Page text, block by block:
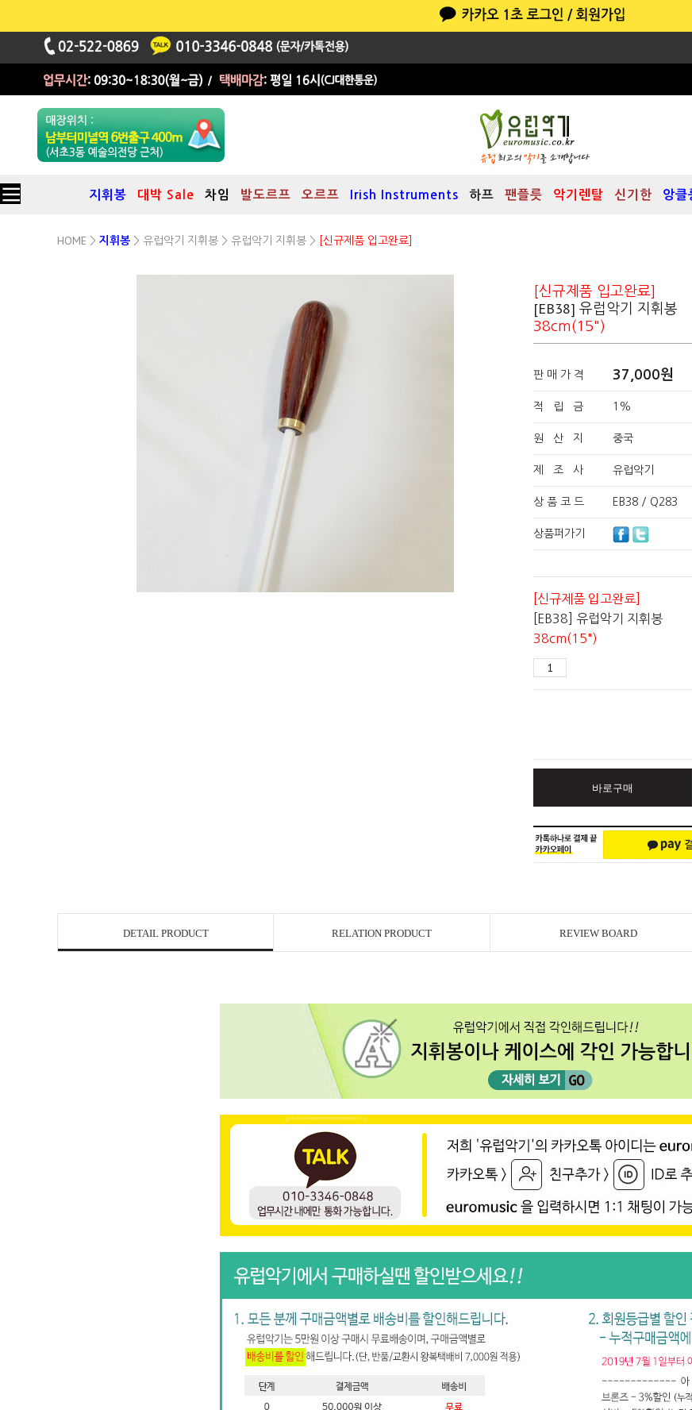
지휘봉 대박 Sale 차임 발도르프 오르프 Irish Instruments 하프 팬플릇 악기렌탈 신기한 앙클
HOME > 지휘봉 > 유럽악기 지휘봉 > 유럽악기 지휘봉 > [신규제품 입고완료]
[EB38] 유럽악기 지휘봉
[신규제품 입고완료]
[EB38] 유럽악기 지휘봉
38cm(15")
판 매 가 격 37,000원
적 립 금 1%
원 산 지 중국
제 조 사 유럽악기
상 품 코 드 EB38 / Q283
상품퍼가기
[신규제품 입고완료]
[EB38] 유럽악기 지휘봉
38cm(15")
바로구매
DETAIL PRODUCT RELATION PRODUCT REVIEW BOARD